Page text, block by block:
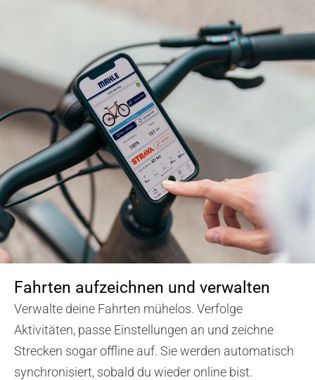
Fahrten aufzeichnen und verwalten
Verwalte deine Fahrten mühelos. Verfolge
Aktivitäten, passe Einstellungen an und zeichne
Strecken sogar offline auf. Sie werden automatisch
synchronisiert, sobald du wieder online bist.